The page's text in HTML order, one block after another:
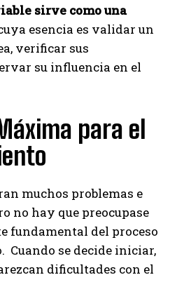
sirve como una
esencia es validar un
verificar sus
su influencia en el
para el
muchos problemas e
no hay que preocupase
fundamental del proceso
Cuando se decide iniciar,
dificultades con el